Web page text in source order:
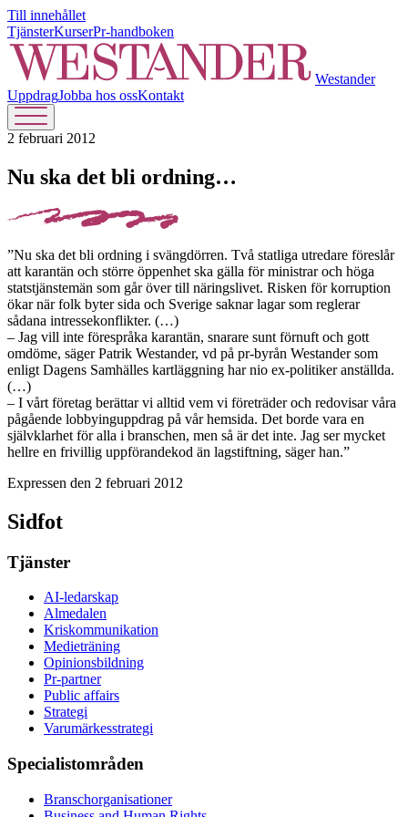
Till innehållet
TjänsterKurserPr-handboken
Westander
UppdragJobba hos ossKontakt
2 februari 2012
Nu ska det bli ordning…
”Nu ska det bli ordning i svängdörren. Två statliga utredare föreslår
att karantän och större öppenhet ska gälla för ministrar och höga
statstjänstemän som går över till näringslivet. Risken för korruption
ökar när folk byter sida och Sverige saknar lagar som reglerar
sådana intressekonflikter. (…)
– Jag vill inte förespråka karantän, snarare sunt förnuft och gott
omdöme, säger Patrik Westander, vd på pr-byrån Westander som
enligt Dagens Samhälles kartläggning har nio ex-politiker anställda.
(…)
– I vårt företag berättar vi alltid vem vi företräder och redovisar våra
pågående lobbyinguppdrag på vår hemsida. Det borde vara en
självklarhet för alla i branschen, men så är det inte. Jag ser mycket
hellre en frivillig uppförandekod än lagstiftning, säger han.”
Expressen den 2 februari 2012
Sidfot
Tjänster
AI-ledarskap
Almedalen
Kris­kommunikation
Medieträning
Opinionsbildning
Pr-partner
Public affairs
Strategi
Varumärkesstrategi
Specialistområden
Branschorganisationer